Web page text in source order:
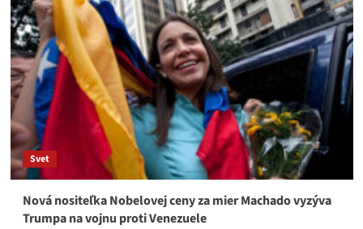
varujú
pred
úpadkom
priemyslu
a
presadzujú
zníženie
regulácií
Svet
Nová nositeľka Nobelovej ceny za mier Machado vyzýva
Trumpa na vojnu proti Venezuele